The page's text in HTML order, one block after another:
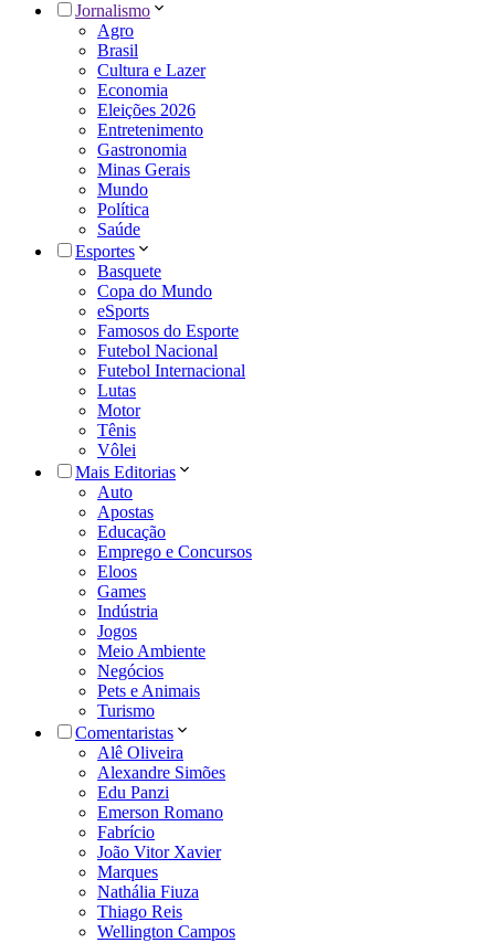
Jornalismo
Agro
Brasil
Cultura e Lazer
Economia
Eleições 2026
Entretenimento
Gastronomia
Minas Gerais
Mundo
Política
Saúde
Esportes
Basquete
Copa do Mundo
eSports
Famosos do Esporte
Futebol Nacional
Futebol Internacional
Lutas
Motor
Tênis
Vôlei
Mais Editorias
Auto
Apostas
Educação
Emprego e Concursos
Eloos
Games
Indústria
Jogos
Meio Ambiente
Negócios
Pets e Animais
Turismo
Comentaristas
Alê Oliveira
Alexandre Simões
Edu Panzi
Emerson Romano
Fabrício
João Vitor Xavier
Marques
Nathália Fiuza
Thiago Reis
Wellington Campos